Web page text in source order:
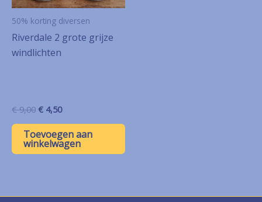
50% korting diversen
Riverdale 2 grote grijze
windlichten
€9,00 Oorspronkelijke
was:
€ 9,00.
€ 4,50Huidige
is:
€ 4,50.
Toevoegen aan
winkelwagen